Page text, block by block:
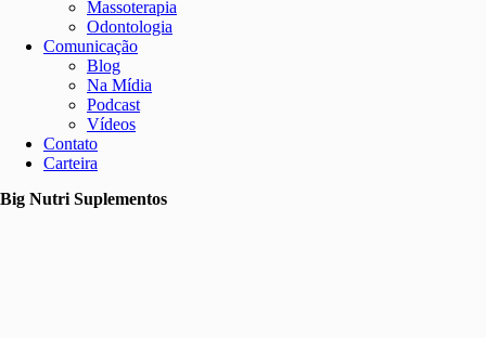
Massoterapia
Odontologia
Comunicação
Blog
Na Mídia
Podcast
Vídeos
Contato
Carteira
Big Nutri Suplementos